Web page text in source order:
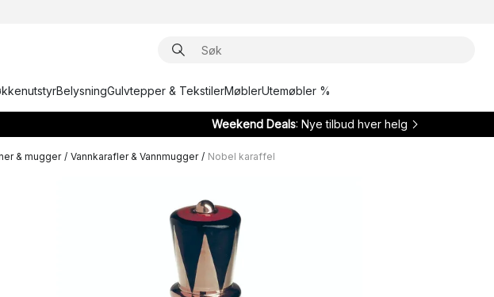
BelysningGulvtepper & TekstilerMøblerUtemøbler %
Weekend Deals: Nye tilbud hver helg
& mugger / Vannkarafler & Vannmugger / Nobel karaffel